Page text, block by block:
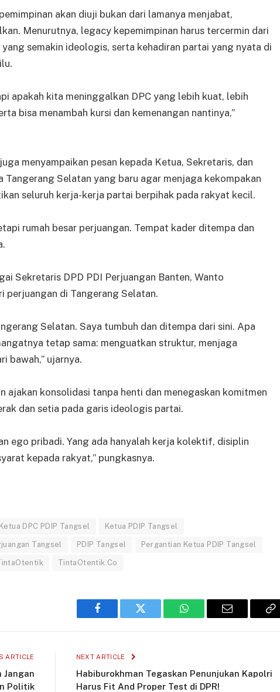
akan diuji bukan dari lamanya menjabat,
Menurutnya, legacy kepemimpinan harus tercermin dari
semakin ideologis, serta kehadiran partai yang nyata di
apakah kita meninggalkan DPC yang lebih kuat, lebih
bisa menambah kursi dan kemenangan nantinya,”
menyampaikan pesan kepada Ketua, Sekretaris, dan
Tangerang Selatan yang baru agar menjaga kekompakan
seluruh kerja-kerja partai berpihak pada rakyat kecil.
rumah besar perjuangan. Tempat kader ditempa dan
Sekretaris DPD PDI Perjuangan Banten, Wanto
perjuangan di Tangerang Selatan.
Selatan. Saya tumbuh dan ditempa dari sini. Apa
tetap sama: menguatkan struktur, menjaga
bawah,” ujarnya.
ajakan konsolidasi tanpa henti dan menegaskan komitmen
dan setia pada garis ideologis partai.
ego pribadi. Yang ada hanyalah kerja kolektif, disiplin
kepada rakyat,” pungkasnya.
Ketua DPC PDIP Tangsel Ketua PDIP Tangsel
Tangsel PDIP Tangsel Pergantian Ketua PDIP Tangsel
TintaOtentik.Co
Facebook Twitter WhatsAppEmail
ARTICLE
Jangan
Politik
NEXT ARTICLE
Habiburokhman Tegaskan Penunjukan Kapolri
Harus Fit And Proper Test di DPR!